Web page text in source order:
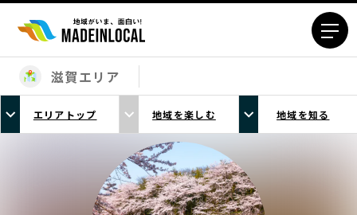
エリアから探す
北海道エリア
青森エリア
宮城エリア
山形エリア
茨城エリア
滋賀エリア
エリアトップ 地域を楽しむ 地域を知る